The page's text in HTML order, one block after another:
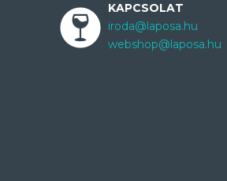
KAPCSOLAT
iroda@laposa.hu
webshop@laposa.hu